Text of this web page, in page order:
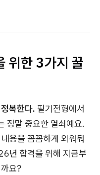
위한 3가지 꿀
복한다. 필기전형에서
정말 중요한 열쇠예요.
용을 꼼꼼하게 외워둬
년 합격을 위해 지금부
요?